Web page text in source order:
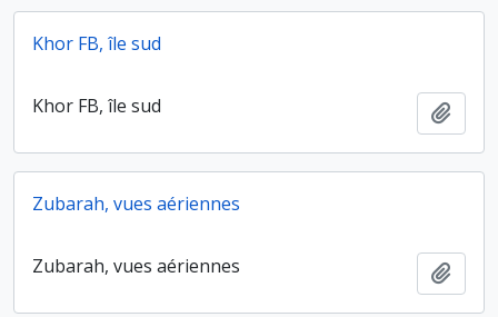
Khor FB, île sud
Khor FB, île sud
Zubarah, vues aériennes
Zubarah, vues aériennes